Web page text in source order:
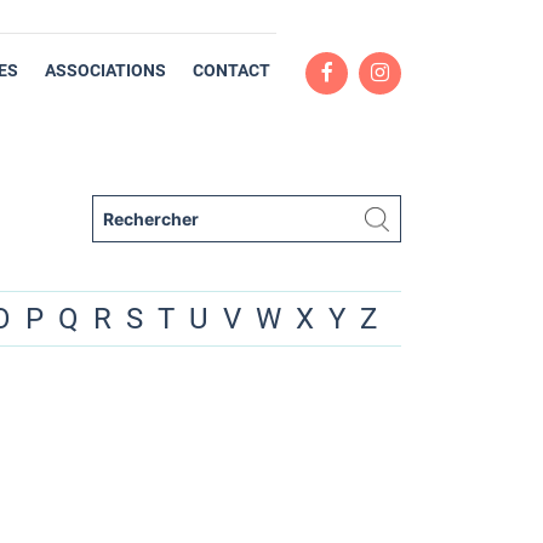
ASSOCIATIONS CONTACT
P Q R S T U V W X Y Z